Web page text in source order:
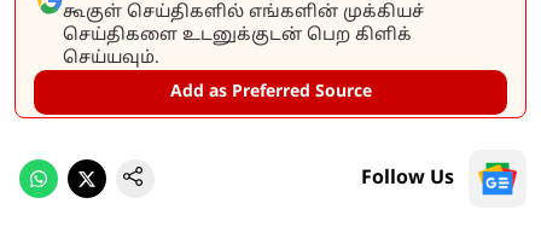
கூகுள் செய்திகளில் எங்களின் முக்கியச்
செய்திகளை உடனுக்குடன் பெற கிளிக்
செய்யவும்.
Add as Preferred Source
Follow Us